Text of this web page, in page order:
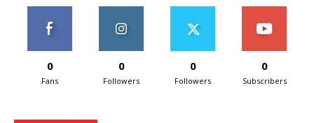
0
Fans
0
Followers
0
Followers
0
Subscribers